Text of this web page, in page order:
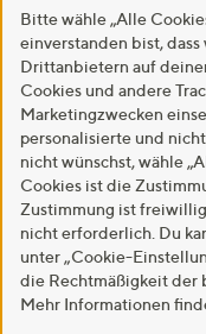
Bitte wähle „Alle
einverstanden bist,
Drittanbietern auf
Cookies und andere
Marketingzwecken
personalisierte und
nicht wünschst, wähle
Cookies ist die
Zustimmung ist
nicht erforderlich. Du
unter „Cookie-
die Rechtmäßigkeit der
Mehr Informationen